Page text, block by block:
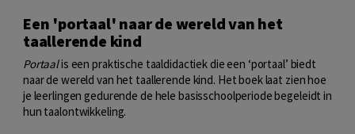
Een 'portaal' naar de wereld van het
taallerende kind
Portaalis een praktische taaldidactiek die een ‘portaal’ biedt
naar de wereld van het taallerende kind. Het boek laat zien hoe
je leerlingen gedurende de hele basisschoolperiode begeleidt in
hun taalontwikkeling.